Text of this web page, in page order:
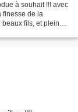
à souhait !!! avec
finesse de la
beaux fils, et pleins